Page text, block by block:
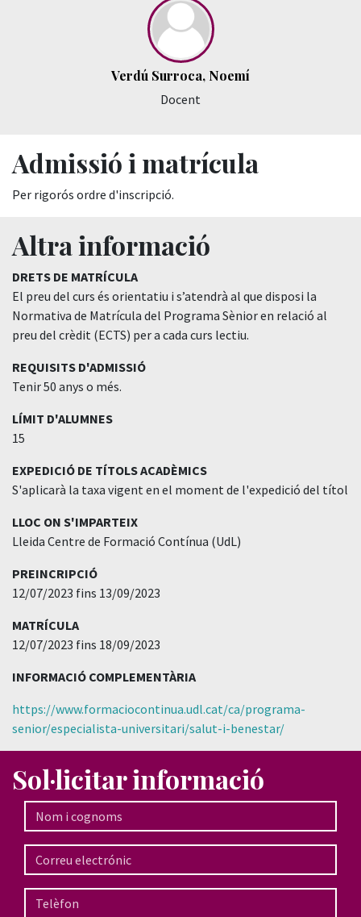
Verdú Surroca, Noemí
Docent
Admissió i matrícula
Per rigorós ordre d'inscripció.
Altra informació
DRETS DE MATRÍCULA
El preu del curs és orientatiu i s’atendrà al que disposi la
Normativa de Matrícula del Programa Sènior en relació al
preu del crèdit (ECTS) per a cada curs lectiu.
REQUISITS D'ADMISSIÓ
Tenir 50 anys o més.
LÍMIT D'ALUMNES
15
EXPEDICIÓ DE TÍTOLS ACADÈMICS
S'aplicarà la taxa vigent en el moment de l'expedició del títol
LLOC ON S'IMPARTEIX
Lleida Centre de Formació Contínua (UdL)
PREINCRIPCIÓ
12/07/2023 fins 13/09/2023
MATRÍCULA
12/07/2023 fins 18/09/2023
INFORMACIÓ COMPLEMENTÀRIA
https://www.formaciocontinua.udl.cat/ca/programa-
senior/especialista-universitari/salut-i-benestar/
Sol·licitar informació